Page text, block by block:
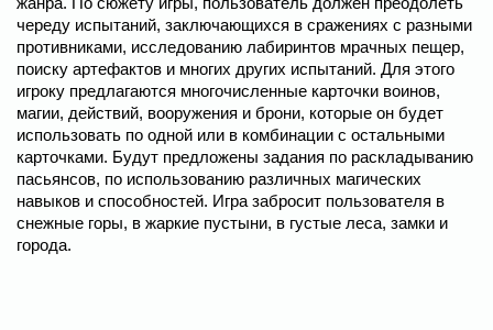
череду испытаний, заключающихся в сражениях с разными
противниками, исследованию лабиринтов мрачных пещер,
поиску артефактов и многих других испытаний. Для этого
игроку предлагаются многочисленные карточки воинов,
магии, действий, вооружения и брони, которые он будет
использовать по одной или в комбинации с остальными
карточками. Будут предложены задания по раскладыванию
пасьянсов, по использованию различных магических
навыков и способностей. Игра забросит пользователя в
снежные горы, в жаркие пустыни, в густые леса, замки и
города.